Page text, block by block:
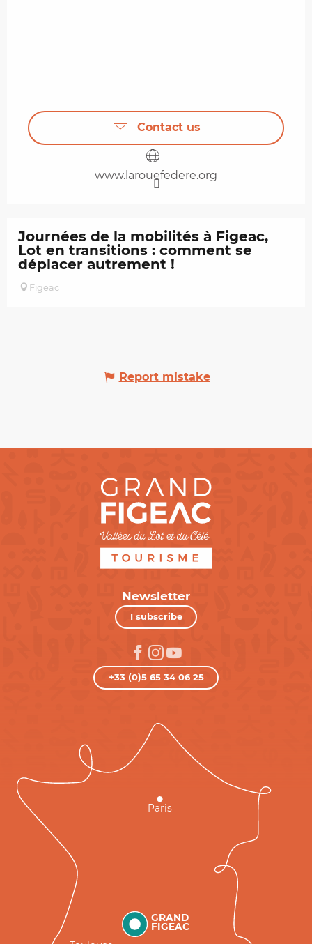
Contact us
www.larouefedere.org
Journées de la mobilités à Figeac,
Lot en transitions : comment se
déplacer autrement !
Figeac
Report mistake
Newsletter
I subscribe
+33 (0)5 65 34 06 25
GRAND
FIGEAC
Paris